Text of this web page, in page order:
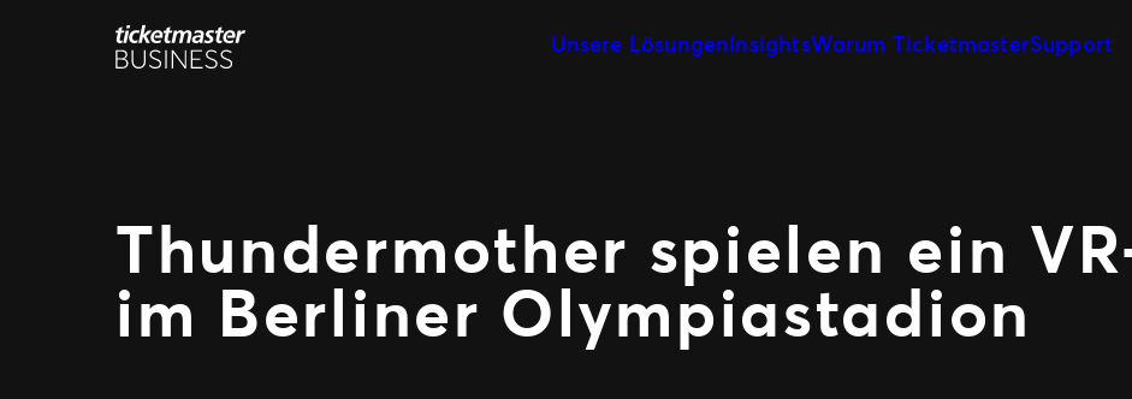
Unsere LösungenInsightsWarum TicketmasterSupport
Thundermother spielen ein
im Berliner Olympiastadion